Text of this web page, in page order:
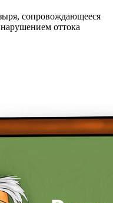
сопровождающееся
оттока